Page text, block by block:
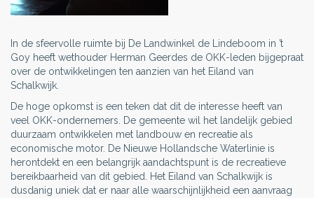
In de sfeervolle ruimte bij De Landwinkel de Lindeboom in ’t
Goy heeft wethouder Herman Geerdes de OKK-leden bijgepraat
over de ontwikkelingen ten aanzien van het Eiland van
Schalkwijk.
De hoge opkomst is een teken dat dit de interesse heeft van
veel OKK-ondernemers. De gemeente wil het landelijk gebied
duurzaam ontwikkelen met landbouw en recreatie als
economische motor. De Nieuwe Hollandsche Waterlinie is
herontdekt en een belangrijk aandachtspunt is de recreatieve
bereikbaarheid van dit gebied. Het Eiland van Schalkwijk is
dusdanig uniek dat er naar alle waarschijnlijkheid een aanvraag